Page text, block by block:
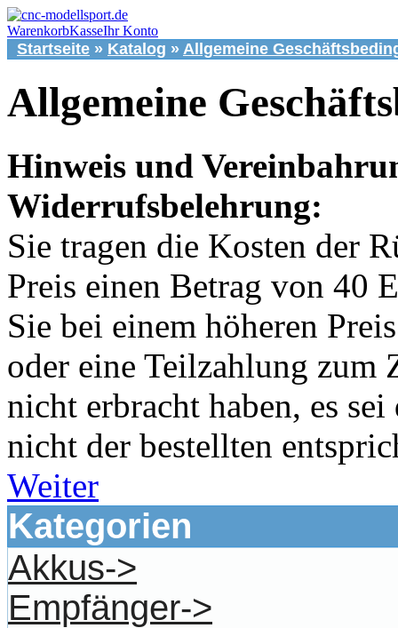
WarenkorbKasseIhr Konto
Startseite » Katalog » Allgemeine
Allgemeine
Hinweis und
Widerrufsbelehrung:
Sie tragen die Kosten der
Preis einen Betrag von 40
Sie bei einem höheren
oder eine Teilzahlung zum
nicht erbracht haben, es
nicht der bestellten
Weiter
Kategorien
Akkus->
Empfänger->